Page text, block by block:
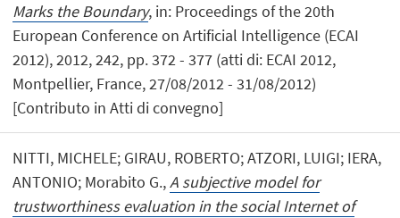
Marks the Boundary, in: Proceedings of the 20th
European Conference on Artificial Intelligence (ECAI
2012), 2012, 242, pp. 372 - 377 (atti di: ECAI 2012,
Montpellier, France, 27/08/2012 - 31/08/2012)
[Contributo in Atti di convegno]
NITTI, MICHELE; GIRAU, ROBERTO; ATZORI, LUIGI; IERA,
ANTONIO; Morabito G.,A subjective model for
trustworthiness evaluation in the social Internet of